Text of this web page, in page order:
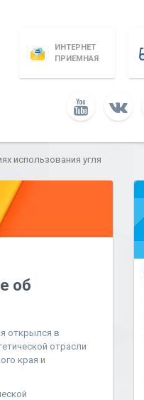
ИНТЕРНЕТ
ПРИЕМНАЯ
использования угля
об
открылся в
отрасли
края и